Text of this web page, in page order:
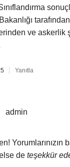
ve askerlik
Yanıtla
admin
Yorumlarınızın
de teşekkür